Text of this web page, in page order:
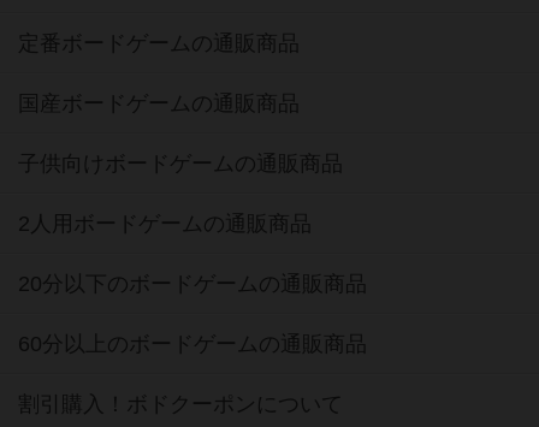
定番ボードゲームの通販商品
国産ボードゲームの通販商品
子供向けボードゲームの通販商品
2人用ボードゲームの通販商品
20分以下のボードゲームの通販商品
60分以上のボードゲームの通販商品
割引購入！ボドクーポンについて